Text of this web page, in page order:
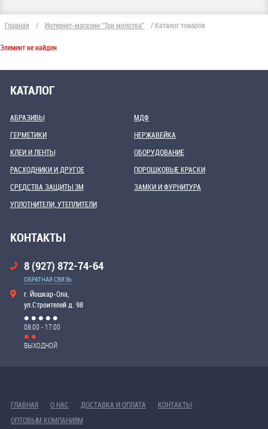
Главная / Интернет-магазин "Три молотка" / Каталог товаров
Элемент не найден
КАТАЛОГ
АБРАЗИВЫ
ГЕРМЕТИКИ
КЛЕИ И ЛЕНТЫ
МДФ
НЕРЖАВЕЙКА
ОБОРУДОВАНИЕ
РАСХОДНИКИ И ДРУГОЕ
СРЕДСТВА ЗАЩИТЫ 3М
УПЛОТНИТЕЛИ, УТЕПЛИТЕЛИ
ПОРОШКОВЫЕ КРАСКИ
ЗАМКИ И ФУРНИТУРА
КОНТАКТЫ
8 (927) 872-74-64
ОБРАТНАЯ СВЯЗЬ
г. Йошкар-Ола,
ул.Строителей д. 98
08:00 - 17:00
ВЫХОДНОЙ
ГЛАВНАЯ О НАС ДОСТАВКА И ОПЛАТА
КОНТАКТЫ
ОПТОВЫМ КОМПАНИЯМ